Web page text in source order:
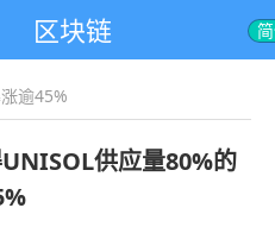
区块链
逾45%
供应量80%的